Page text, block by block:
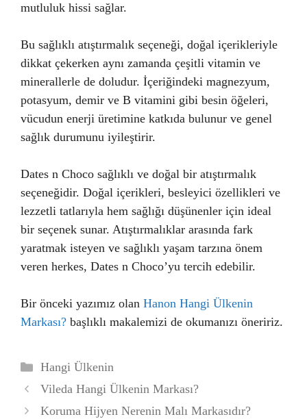
mutluluk hissi sağlar.
Bu sağlıklı atıştırmalık seçeneği, doğal içerikleriyle
dikkat çekerken aynı zamanda çeşitli vitamin ve
minerallerle de doludur. İçeriğindeki magnezyum,
potasyum, demir ve B vitamini gibi besin öğeleri,
vücudun enerji üretimine katkıda bulunur ve genel
sağlık durumunu iyileştirir.
Dates n Choco sağlıklı ve doğal bir atıştırmalık
seçeneğidir. Doğal içerikleri, besleyici özellikleri ve
lezzetli tatlarıyla hem sağlığı düşünenler için ideal
bir seçenek sunar. Atıştırmalıklar arasında fark
yaratmak isteyen ve sağlıklı yaşam tarzına önem
veren herkes, Dates n Choco’yu tercih edebilir.
Bir önceki yazımız olan Hanon Hangi Ülkenin
Markası? başlıklı makalemizi de okumanızı öneririz.
Kategoriler
Hangi Ülkenin
Vileda Hangi Ülkenin Markası?
Koruma Hijyen Nerenin Malı Markasıdır?